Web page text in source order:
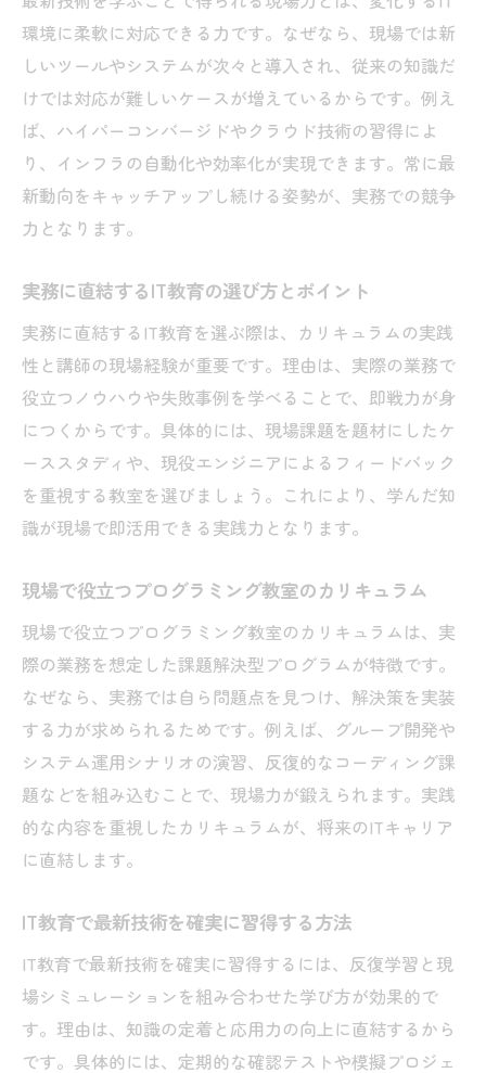
環境に柔軟に対応できる力です。なぜなら、現場では新
しいツールやシステムが次々と導入され、従来の知識だ
けでは対応が難しいケースが増えているからです。例え
ば、ハイパーコンバージドやクラウド技術の習得によ
り、インフラの自動化や効率化が実現できます。常に最
新動向をキャッチアップし続ける姿勢が、実務での競争
力となります。
実務に直結するIT教育の選び方とポイント
実務に直結するIT教育を選ぶ際は、カリキュラムの実践
性と講師の現場経験が重要です。理由は、実際の業務で
役立つノウハウや失敗事例を学べることで、即戦力が身
につくからです。具体的には、現場課題を題材にしたケ
ーススタディや、現役エンジニアによるフィードバック
を重視する教室を選びましょう。これにより、学んだ知
識が現場で即活用できる実践力となります。
現場で役立つプログラミング教室のカリキュラム
現場で役立つプログラミング教室のカリキュラムは、実
際の業務を想定した課題解決型プログラムが特徴です。
なぜなら、実務では自ら問題点を見つけ、解決策を実装
する力が求められるためです。例えば、グループ開発や
システム運用シナリオの演習、反復的なコーディング課
題などを組み込むことで、現場力が鍛えられます。実践
的な内容を重視したカリキュラムが、将来のITキャリア
に直結します。
IT教育で最新技術を確実に習得する方法
IT教育で最新技術を確実に習得するには、反復学習と現
場シミュレーションを組み合わせた学び方が効果的で
す。理由は、知識の定着と応用力の向上に直結するから
です。具体的には、定期的な確認テストや模擬プロジェ